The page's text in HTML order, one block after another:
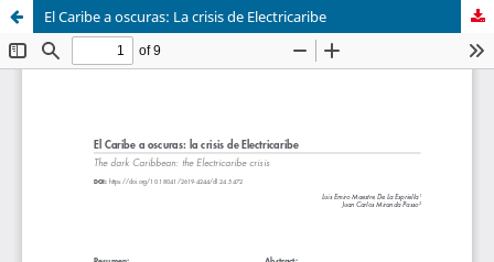
El Caribe a oscuras: La crisis de Electricaribe